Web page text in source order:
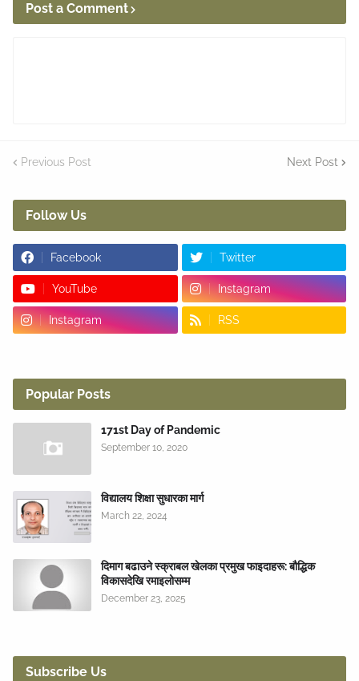
Post a Comment
Previous Post Next Post
Follow Us
Facebook Twitter
YouTube Instagram
Instagram RSS
Popular Posts
171st Day of Pandemic
September 10, 2020
विद्यालय शिक्षा सुधारका मार्ग
March 22, 2024
दिमाग बढाउने स्क्राबल खेलका प्रमुख फाइदाहरू: बौद्धिक
विकासदेखि रमाइलोसम्म
December 23, 2025
Subscribe Us